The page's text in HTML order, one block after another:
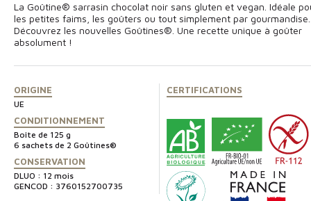
La Goûtine® sarrasin chocolat noir sans gluten et vegan. Idéale
les petites faims, les goûters ou tout simplement par
Découvrez les nouvelles Goûtines®. Une recette unique à goûter
absolument !
ORIGINE
UE
CONDITIONNEMENT
Boîte de 125 g
6 sachets de 2 Goûtines®
CONSERVATION
DLUO : 12 mois
GENCOD : 3760152700735
CERTIFICATIONS